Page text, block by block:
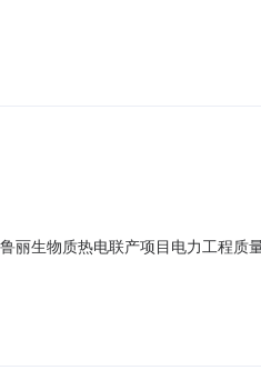
司二、采购项目名称：中能建松
生物质热电联产项目电力工程质